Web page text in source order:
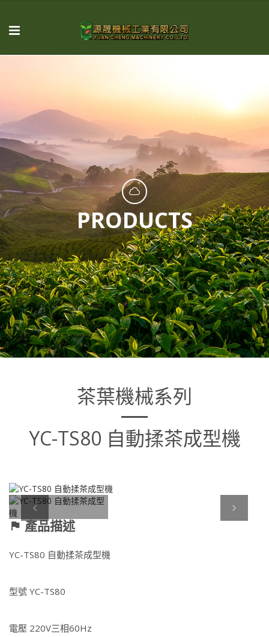
PRODUCTS
茶葉機械系列
YC-TS80 自動揉茶成型機
產品描述
YC-TS80 自動揉茶成型機
型號 YC-TS80
電壓 220V三相60Hz